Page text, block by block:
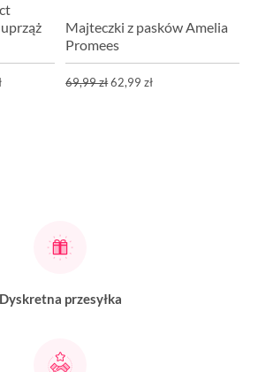
Majteczki z pasków Amelia
Promees
69,99 zł62,99 zł
Dyskretna przesyłka